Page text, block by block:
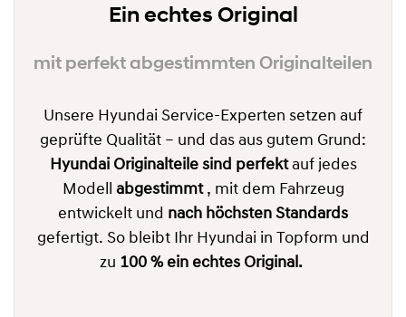
Ein echtes Original
mit perfekt abgestimmten Originalteilen
Unsere Hyundai Service-Experten setzen auf
geprüfte Qualität – und das aus gutem Grund:
Hyundai Originalteile sind perfektauf jedes
Modell abgestimmt, mit dem Fahrzeug
entwickelt und nach höchsten Standards
gefertigt. So bleibt Ihr Hyundai in Topform und
zu 100 % ein echtes Original.